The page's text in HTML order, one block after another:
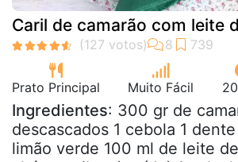
Caril de camarão com leite
Prato Principal Muito Fácil
Ingredientes: 300 gr de
descascados 1 cebola 1
limão verde 100 ml de leite